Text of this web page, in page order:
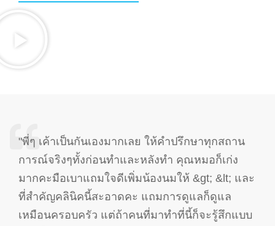
"พี่ๆ เค้าเป็นกันเองมากเลย ให้คำปรึกษาทุกสถาน
การณ์จริงๆทั้งก่อนทำและหลังทำ คุณหมอก็เก่ง
มากคะมือเบาแถมใจดีเพิ่มน้องนมให้ &gt; &lt; และ
ที่สำคัญคลินิคนี้สะอาดคะ แถมการดูแลก็ดูแล
เหมือนครอบครัว แต่ถ้าคนที่มาทำที่นี้ก็จะรู้สึกแบบ